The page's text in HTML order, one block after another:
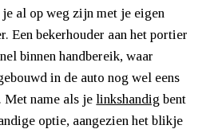
al op weg zijn met je eigen
Een bekerhouder aan het portier
binnen handbereik, waar
in de auto nog wel eens
Met name als jelinkshandig bent
optie, aangezien het blikje